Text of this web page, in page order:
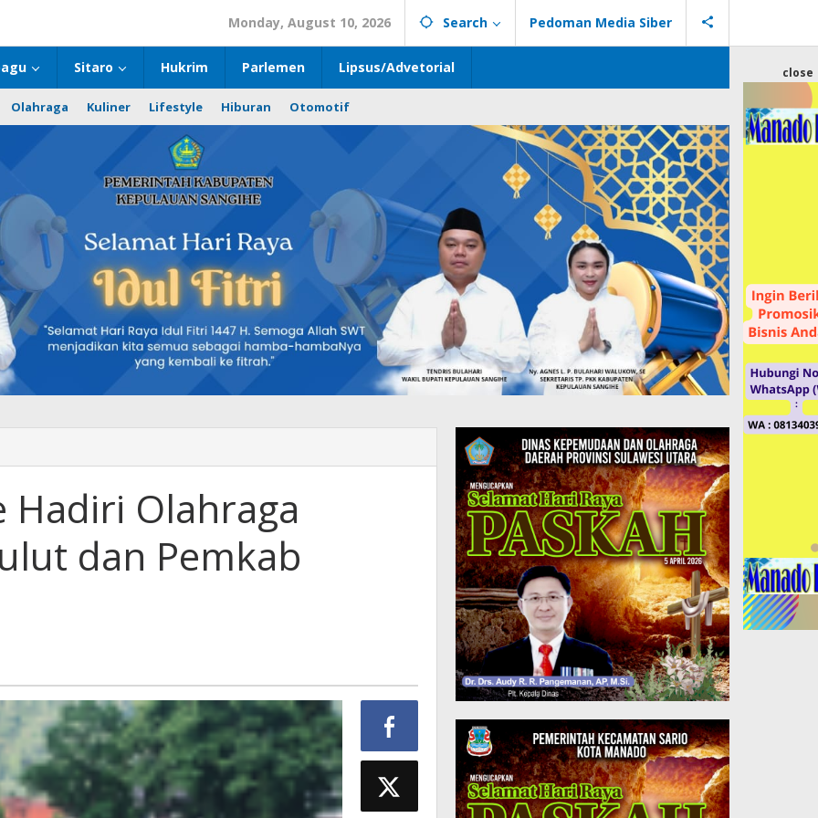
Monday, August 10, 2026 Search Pedoman Media Siber
Sitaro Hukrim Parlemen Lipsus/Advetorial
Olahraga Kuliner Lifestyle Hiburan Otomotif
close
Hadiri Olahraga
dan Pemkab